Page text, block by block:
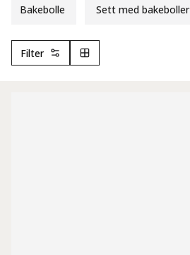
Bakebolle Sett med bakeboller
Filter